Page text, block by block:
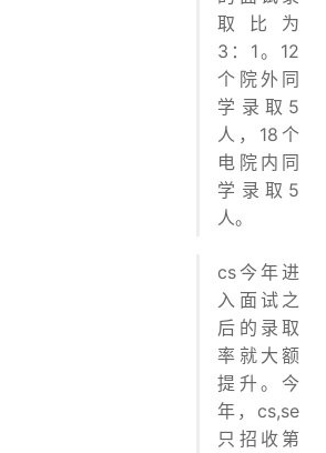
取比为
3：1。12
个院外同
学录取5
人，18个
电院内同
学录取5
人。
cs今年进
入面试之
后的录取
率就大额
提升。今
年，cs,se
只招收第